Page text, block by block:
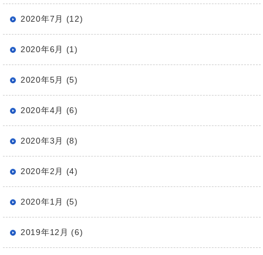
2020年7月 (12)
2020年6月 (1)
2020年5月 (5)
2020年4月 (6)
2020年3月 (8)
2020年2月 (4)
2020年1月 (5)
2019年12月 (6)